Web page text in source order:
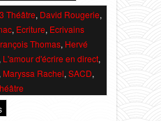
/ Ecriture
Intervenants 。*。
Théâtre, David Rougerie,
, Ecriture, Ecrivains
Thomas, Hervé
L'amour d'écrire en direct,
Maryssa Rachel, SACD,